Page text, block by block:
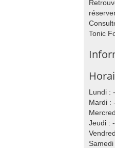
Tonic
Lundi : -
Mardi : -
Jeudi : -
Samedi